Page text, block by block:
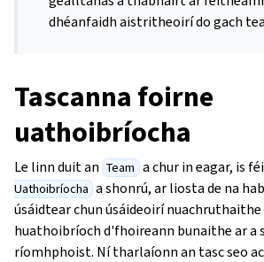
dhéanfaidh aistritheoirí do gach
Tascanna foirne
uathoibríocha
Le linn duit an Team a chur in eagar, is
Uathoibríocha a shonrú, ar liosta de na
úsáidtear chun úsáideoirí nuachruthaithe
huathoibríoch d'fhoireann bunaithe ar a
ríomhphoist. Ní tharlaíonn an tasc seo